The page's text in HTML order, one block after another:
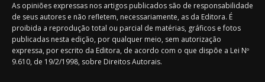
As opiniões expressas nos artigos publicados são de responsabilidade
de seus autores e não refletem, necessariamente, as da Editora. É
proibida a reprodução total ou parcial de matérias, gráficos e fotos
publicadas nesta edição, por qualquer meio, sem autorização
expressa, por escrito da Editora, de acordo com o que dispõe a Lei Nº
9.610, de 19/2/1998, sobre Direitos Autorais.